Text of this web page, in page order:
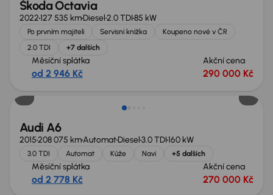
Škoda Octavia
2022127 535 kmDiesel2.0 TDI85 kW
Po prvním majiteli Servisní knížka
Koupeno nové v ČR
2.0 TDI
+7 dalších
Měsíční splátka
od 2 946 Kč
Akční cena
290 000 Kč
Zlevněno o 10 000 Kč
Audi A6
2015208 075 kmAutomatDiesel3.0 TDI160 kW
3.0 TDI Automat Kůže Navi +5 dalších
Měsíční splátka
od 2 778 Kč
Akční cena
270 000 Kč
Zlevněno o 10 000 Kč